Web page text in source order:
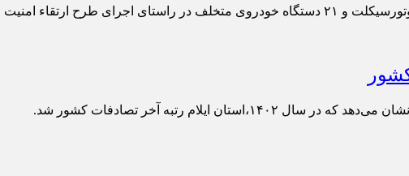
ایلام رتبه آخر تصادفات کشور شد.